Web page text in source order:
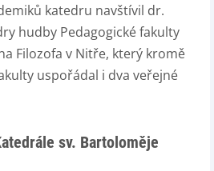
katedru navštívil dr.
hudby Pedagogické fakulty
Filozofa v Nitře, který kromě
uspořádal i dva veřejné
sv. Bartoloměje